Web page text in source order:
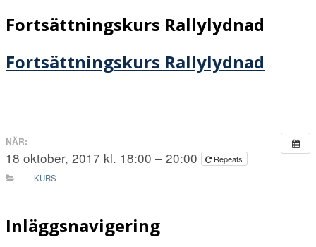
Fortsättningskurs Rallylydnad
Fortsättningskurs Rallylydnad
NÄR:
18 oktober, 2017 kl. 18:00 – 20:00
Repeats
KURS
Inläggsnavigering